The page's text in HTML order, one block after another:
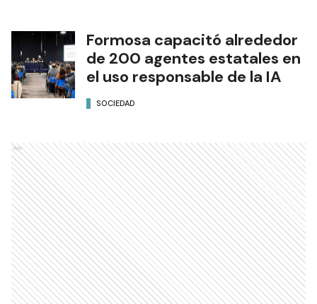
Formosa capacitó alrededor
de 200 agentes estatales en
el uso responsable de la IA
SOCIEDAD
Ads